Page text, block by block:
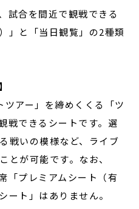
試合を間近で観戦できる
」と「当日観覧」の2種類
アー」を締めくくる「ツ
戦できるシートです。選
戦いの模様など、ライブ
とが可能です。なお、
「プレミアムシート（有
ート」はありません。